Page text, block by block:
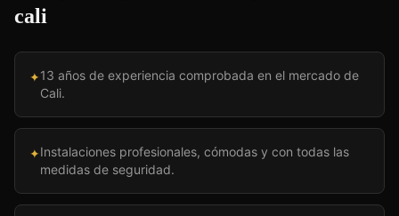
cali
✦13 años de experiencia comprobada en el mercado de
Cali.
✦Instalaciones profesionales, cómodas y con todas las
medidas de seguridad.